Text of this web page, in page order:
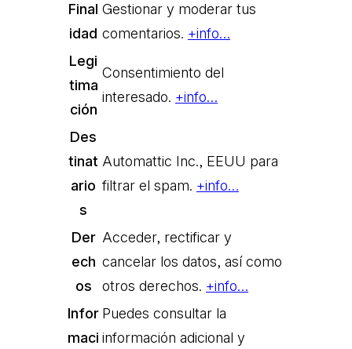
Final
idad
Gestionar y moderar tus
comentarios. +info…
Legi
tima
ción
Consentimiento del
interesado. +info…
Des
tinat
ario
s
Automattic Inc., EEUU para
filtrar el spam. +info…
Der
ech
os
Acceder, rectificar y
cancelar los datos, así como
otros derechos. +info…
Infor
maci
Puedes consultar la
información adicional y